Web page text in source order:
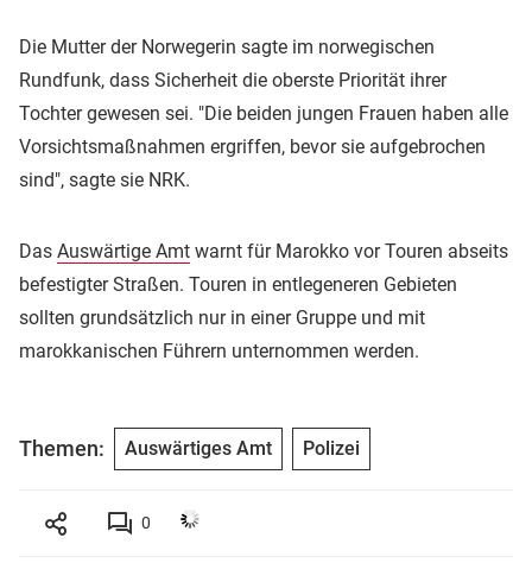
Die Mutter der Norwegerin sagte im norwegischen
Rundfunk, dass Sicherheit die oberste Priorität ihrer
Tochter gewesen sei. "Die beiden jungen Frauen haben alle
Vorsichtsmaßnahmen ergriffen, bevor sie aufgebrochen
sind", sagte sie NRK.
Das Auswärtige Amt warnt für Marokko vor Touren abseits
befestigter Straßen. Touren in entlegeneren Gebieten
sollten grundsätzlich nur in einer Gruppe und mit
marokkanischen Führern unternommen werden.
Themen: Auswärtiges Amt Polizei
0